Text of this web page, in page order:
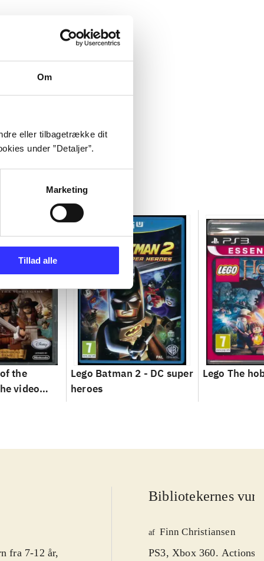
Om
eller tilbagetrække dit
under ”Detaljer”.
Marketing
Tillad alle
the
video
Lego Batman 2 - DC super
heroes
Lego The
fra 7-12 år,
Bibliotekernes
af Finn Christiansen
PS3, Xbox 360.